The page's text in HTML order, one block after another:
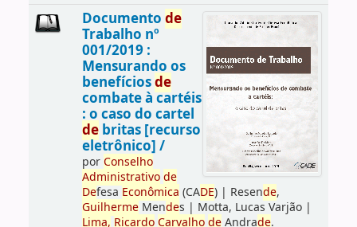
Documento de
Trabalho nº
001/2019 :
Mensurando os
benefíciosde
combate à cartéis
: o caso do cartel
debritas [recurso
eletrônico] /
porConselho
Administrativo de
Defesa Econômica (CADE)| Resende,
GuilhermeMendes | Motta, Lucas Varjão|
Lima, Ricardo Carvalho deAndrade.